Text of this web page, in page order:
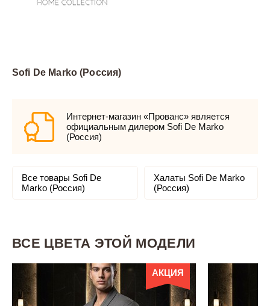
Sofi De Marko (Россия)
Интернет-магазин «Прованс» является
официальным дилером Sofi De Marko
(Россия)
Все товары Sofi De
Marko (Россия)
Халаты Sofi De Marko
(Россия)
ВСЕ ЦВЕТА ЭТОЙ МОДЕЛИ
АКЦИЯ